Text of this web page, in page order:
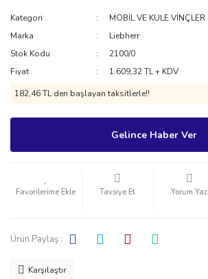
Kategori
MOBİL VE KULE VİNÇLER
Marka
Liebherr
Stok Kodu
2100/0
Fiyat
1.609,32 TL + KDV
182,46 TL den başlayan taksitlerle!!
Gelince Haber Ver
Tavsiye Et Yorum Yaz
Ürün Paylaş :
Karşılaştır